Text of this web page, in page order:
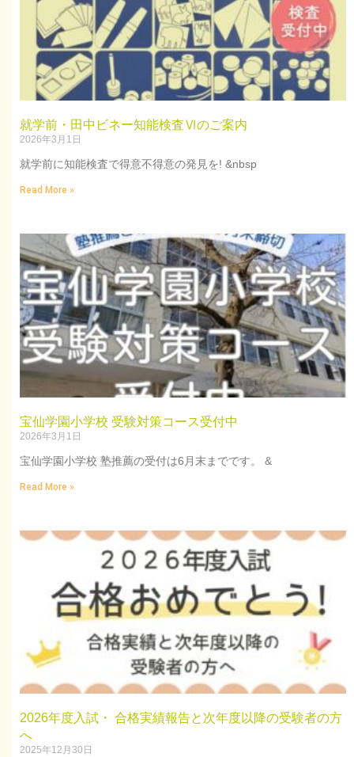
就学前・田中ビネー知能検査Ⅵのご案内
2026年3月1日
就学前に知能検査で得意不得意の発見を! &nbsp
Read More »
宝仙学園小学校 受験対策コース受付中
2026年3月1日
宝仙学園小学校 塾推薦の受付は6月末までです。 &
Read More »
2026年度入試・ 合格実績報告と次年度以降の受験者の方
へ
2025年12月30日